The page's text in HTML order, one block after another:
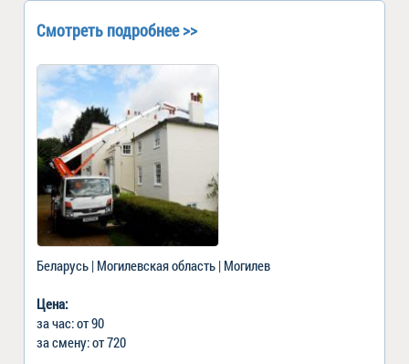
Смотреть подробнее >>
Беларусь | Могилевская область | Могилев
Цена:
за час: от 90
за смену: от 720